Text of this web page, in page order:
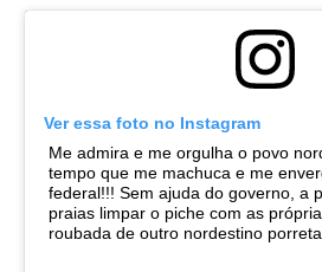
Ver essa foto no Instagram
Me admira e me orgulha o povo
tempo que me machuca e me
federal!!! Sem ajuda do governo, a
praias limpar o piche com as
roubada de outro nordestino